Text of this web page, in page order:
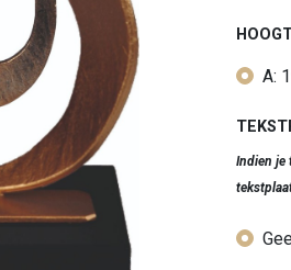
A:
Indien je